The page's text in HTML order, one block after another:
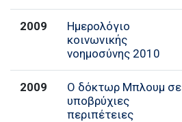
2009
Ημερολόγιο
κοινωνικής
νοημοσύνης 2010
2009
Ο δόκτωρ Μπλουμ σε
υποβρύχιες
περιπέτειες